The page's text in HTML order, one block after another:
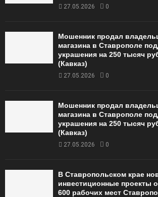
27.05.2026 0
Мошенник продал
магазина в Ставрополе
украшения на 250 тысяч
(Кавказ)
27.05.2026 0
Мошенник продал
магазина в Ставрополе
украшения на 250 тысяч
(Кавказ)
27.05.2026 0
В Ставропольском крае
инвестиционные проекты
600 рабочих мест